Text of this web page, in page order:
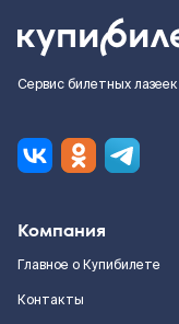
Сервис билетных лазеек
Компания
Главное о Купибилете
Контакты